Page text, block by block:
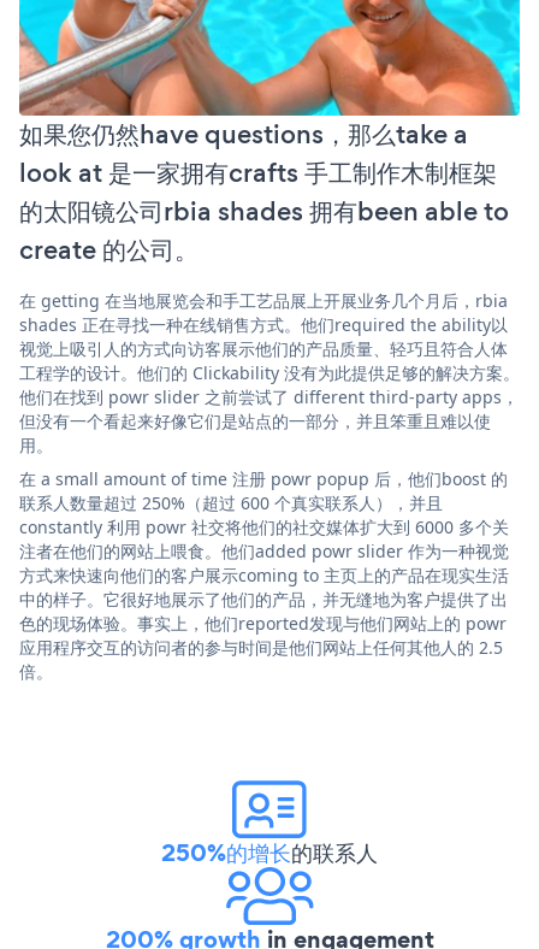
如果您仍然have questions，那么take a
look at 是一家拥有crafts 手工制作木制框架
的太阳镜公司rbia shades 拥有been able to
create 的公司。
在 getting 在当地展览会和手工艺品展上开展业务几个月后，rbia
shades 正在寻找一种在线销售方式。他们required the ability以
视觉上吸引人的方式向访客展示他们的产品质量、轻巧且符合人体
工程学的设计。他们的 Clickability 没有为此提供足够的解决方案。
他们在找到 powr slider 之前尝试了 different third-party apps，
但没有一个看起来好像它们是站点的一部分，并且笨重且难以使
用。
在 a small amount of time 注册 powr popup 后，他们boost 的
联系人数量超过 250%（超过 600 个真实联系人），并且
constantly 利用 powr 社交将他们的社交媒体扩大到 6000 多个关
注者在他们的网站上喂食。他们added powr slider 作为一种视觉
方式来快速向他们的客户展示coming to 主页上的产品在现实生活
中的样子。它很好地展示了他们的产品，并无缝地为客户提供了出
色的现场体验。事实上，他们reported发现与他们网站上的 powr
应用程序交互的访问者的参与时间是他们网站上任何其他人的 2.5
倍。
250%的增长的联系人
200% growth in engagement